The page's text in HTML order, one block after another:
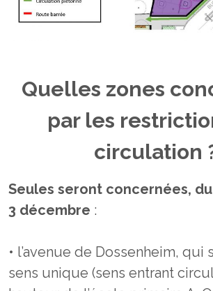
Quelles zones
par les
circulation
Seules seront concernées,
3 décembre :
• l’avenue de Dossenheim, qui
sens unique (sens entrant